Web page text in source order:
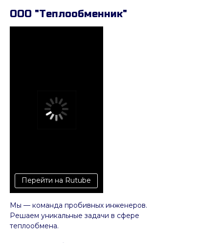
ООО "Теплообменник"
Мы — команда пробивных инженеров.
Решаем уникальные задачи в сфере
теплообмена.
Перейти на Rutube